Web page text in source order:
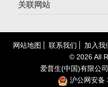
关联网站
网站地图 联系我们 加入我
© 2026 All
爱普生(中国)有限公司
沪公网安备